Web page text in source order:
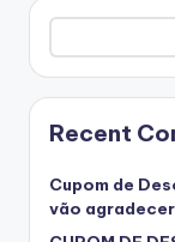
Pesquisar
Recent
Cupom de
vão